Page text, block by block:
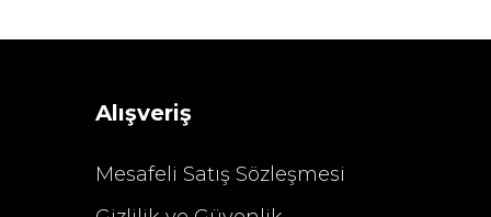
TL
Alışveriş
Mesafeli Satış Sözleşmesi